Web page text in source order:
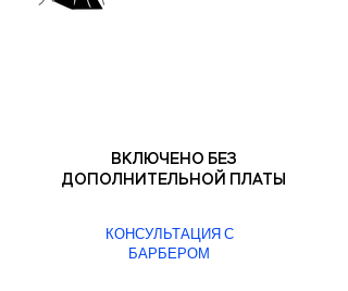
ВКЛЮЧЕНО БЕЗ
ДОПОЛНИТЕЛЬНОЙ ПЛАТЫ
КОНСУЛЬТАЦИЯ С
БАРБЕРОМ